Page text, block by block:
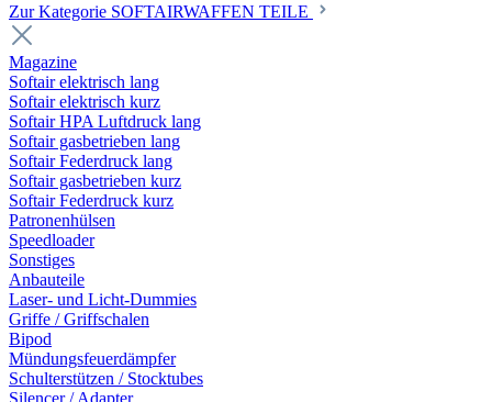
Zur Kategorie SOFTAIRWAFFEN TEILE
Magazine
Softair elektrisch lang
Softair elektrisch kurz
Softair HPA Luftdruck lang
Softair gasbetrieben lang
Softair Federdruck lang
Softair gasbetrieben kurz
Softair Federdruck kurz
Patronenhülsen
Speedloader
Sonstiges
Anbauteile
Laser- und Licht-Dummies
Griffe / Griffschalen
Bipod
Mündungsfeuerdämpfer
Schulterstützen / Stocktubes
Silencer / Adapter